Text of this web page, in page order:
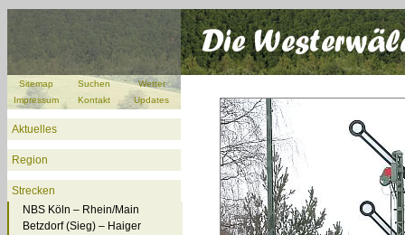
Sitemap Suchen
Wetter
Impressum
Kontakt Updates
Aktuelles
Region
Strecken
NBS Köln – Rhein/Main
Betzdorf (Sieg) – Haiger